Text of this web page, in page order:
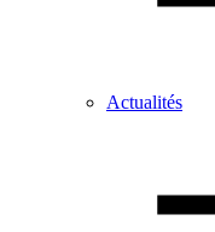
Actualités